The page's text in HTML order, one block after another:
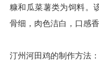
糠和瓜菜薯类为饲料。
骨细，肉色洁白，口感
汀州河田鸡的制作方法：